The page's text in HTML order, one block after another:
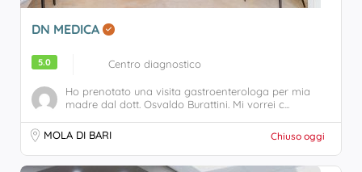
DN MEDICA
5.0 Centro diagnostico
Ho prenotato una visita gastroenterologa per mia
madre dal dott. Osvaldo Burattini. Mi vorrei c...
MOLA DI BARI Chiuso oggi